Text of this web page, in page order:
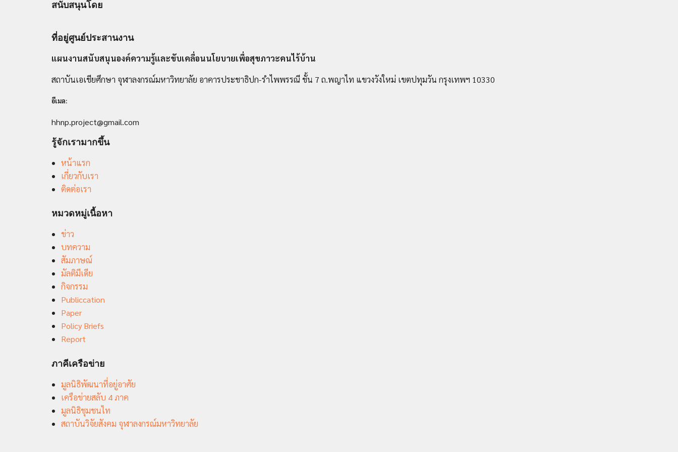
สนับสนุนโดย
ที่อยู่ศูนย์ประสานงาน
แผนงานสนับสนุนองค์ความรู้และขับเคลื่อนนโยบายเพื่อสุขภาวะคนไร้บ้าน
สถาบันเอเชียศึกษา จุฬาลงกรณ์มหาวิทยาลัย อาคารประชาธิปก-รำไพพรรณี ชั้น 7 ถ.พญาไท แขวงวังใหม่ เขตปทุมวัน กรุงเทพฯ 10330
อีเมล:
hhnp.project@gmail.com
รู้จักเรามากขึ้น
หน้าแรก
เกี่ยวกับเรา
ติดต่อเรา
หมวดหมู่เนื้อหา
ข่าว
บทความ
สัมภาษณ์
มัลติมีเดีย
กิจกรรม
Publiccation
Paper
Policy Briefs
Report
ภาคีเครือข่าย
มูลนิธิพัฒนาที่อยู่อาศัย
เครือข่ายสลับ 4 ภาค
มูลนิธิชุมชนไท
สถาบันวิจัยสังคม จุฬาลงกรณ์มหาวิทยาลัย